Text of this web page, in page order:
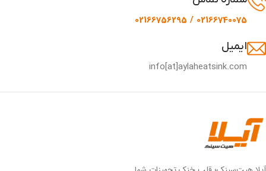
02166740075 / 02166756295
ایمیل
info[at]aylaheatsink.com